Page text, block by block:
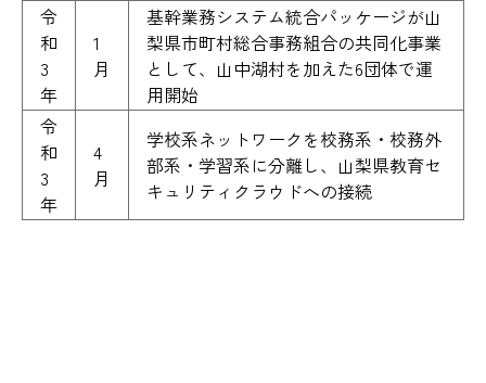
令
和
3
年
1
月
基幹業務システム統合パッケージが山
梨県市町村総合事務組合の共同化事業
として、山中湖村を加えた6団体で運
用開始
令
和
3
年
4
月
学校系ネットワークを校務系・校務外
部系・学習系に分離し、山梨県教育セ
キュリティクラウドへの接続